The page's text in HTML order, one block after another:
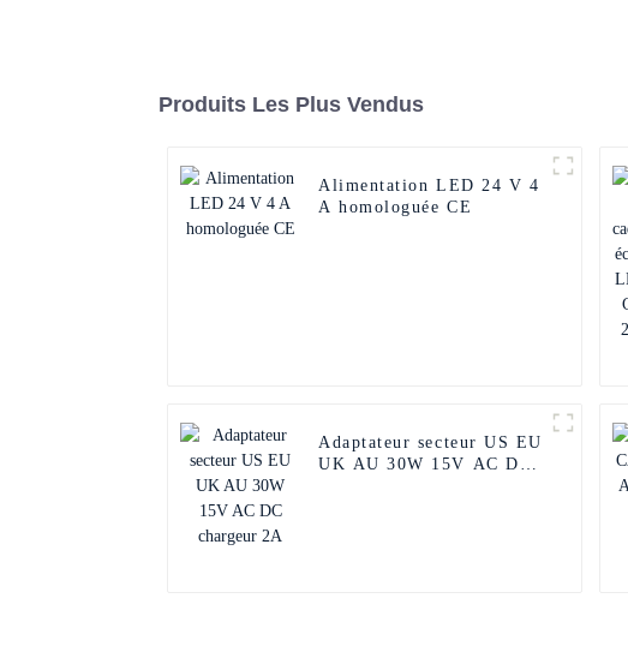
Produits Les Plus Vendus
Alimentation LED 24 V 4
A homologuée CE
Adaptateur secteur US EU
UK AU 30W 15V AC DC